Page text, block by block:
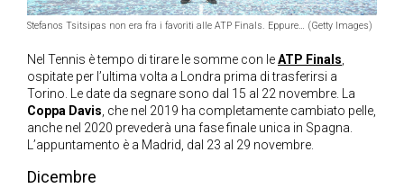
Stefanos Tsitsipas non era fra i favoriti alle ATP Finals. Eppure… (Getty Images)
Nel Tennis è tempo di tirare le somme con leATP Finals,
ospitate per l’ultima volta a Londra prima di trasferirsi a
Torino. Le date da segnare sono dal 15 al 22 novembre. La
Coppa Davis, che nel 2019 ha completamente cambiato pelle,
anche nel 2020 prevederà una fase finale unica in Spagna.
L’appuntamento è a Madrid, dal 23 al 29 novembre.
Dicembre